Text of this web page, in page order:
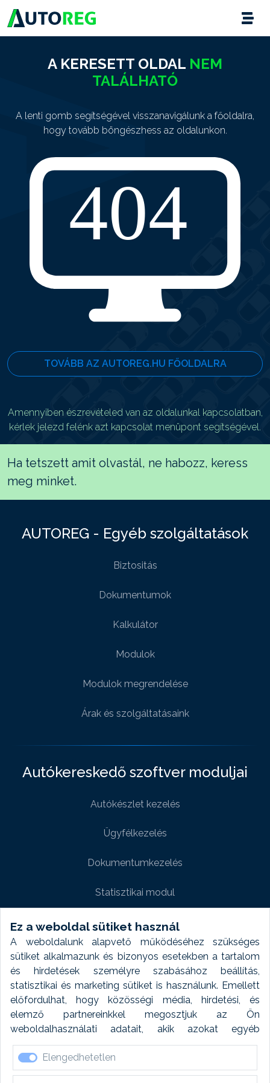
Ez a weboldal sütiket használ
A weboldalunk alapvető működéséhez szükséges
sütiket alkalmazunk és bizonyos esetekben a tartalom
és hirdetések személyre szabásához beállítás,
statisztikai és marketing sütiket is használunk. Emellett
előfordulhat, hogy közösségi média, hirdetési, és
elemző partnereinkkel megosztjuk az Ön
weboldalhasználati adatait, akik azokat egyéb
forrásokból gyűjtött adatokkal kombinálhatják. A sütik
elfogadásával kapcsolatosan naplózást végzünk és
ezen adatokat 6 hónap után automatikusan töröljük. A
Elengedhetetlen
A KERESETT OLDAL NEM
TALÁLHATÓ
A lenti gomb segítségével visszanavigálunk a főoldalra,
hogy tovább böngészhess az oldalunkon.
TOVÁBB AZ AUTOREG.HU FŐOLDALRA
Amennyiben észrevételed van az oldalunkal kapcsolatban,
kérlek jelezd felénk azt kapcsolat menüpont segítségével.
Ha tetszett amit olvastál, ne habozz, keress
meg minket.
AUTOREG - Egyéb szolgáltatások
Biztositás
Dokumentumok
Kalkulátor
Modulok
Modulok megrendelése
Árak és szolgáltatásaink
Autókereskedő szoftver moduljai
Autókészlet kezelés
Ügyfélkezelés
Dokumentumkezelés
Statisztikai modul
Weboldal modul
Fényképtár extra modul
Autómosó modul
Feladatütemezés